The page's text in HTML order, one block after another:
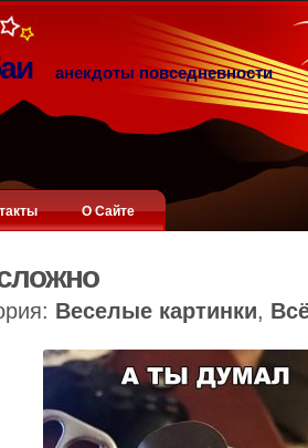
анекдоты повседневности
О Сайте
Веселые картинки,